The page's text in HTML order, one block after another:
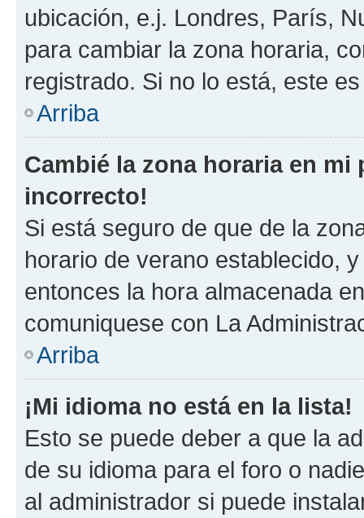
ubicación, e.j. Londres, París,
para cambiar la zona horaria,
registrado. Si no lo está, este
Arriba
Cambié la zona horaria en
incorrecto!
Si está seguro de que de la
horario de verano establecido,
entonces la hora almacenada
comuniquese con La
Arriba
¡Mi idioma no está en la lista!
Esto se puede deber a que la
de su idioma para el foro o
al administrador si puede